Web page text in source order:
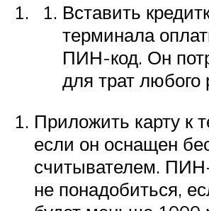
Вставить
терминала
ПИН-код. Он
для трат любого
Приложить карту к
если он оснащен
считывателем.
не понадобиться,